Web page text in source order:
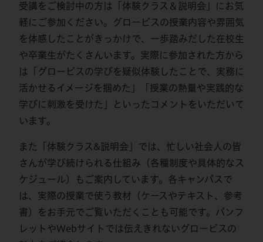
受講をご検討中の方は「体験クラス＆説明会」にお気
軽にご参加ください。グロービスの授業内容や雰囲気
を体感したことがきっかけで、一歩踏みだした在校生
や卒業生がたくさんいます。実際に参加された方から
は「グロービスの学びを疑似体験したことで、実務に
活かせるイメージを掴めた」「授業の熱量や実践的な
学びに刺激を受けた」といったコメントをいただいて
います。
また「体験クラス&説明会」では、忙しい社会人の皆
さんが学び続けられる仕組み（各種制度や具体的なス
ケジュール）もご案内しています。各キャンパスで
は、実際の授業で使う教材（ケースやテキスト、参考
書）をお手元でご覧いただくことも可能です。パンフ
レットやWebサイトでは伝えきれないグロービスの